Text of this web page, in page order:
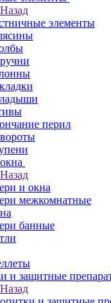
Назад
элементы
перил
Назад
и окна
межкомнатные
банные
и защитные
Назад